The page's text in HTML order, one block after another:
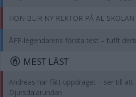
HON BLIR NY REKTOR PÅ AL-
ÅFF-legendarens första test – tufft
MEST LÄST
Andreas har fått uppdraget – ser till att
Djursdalarundan